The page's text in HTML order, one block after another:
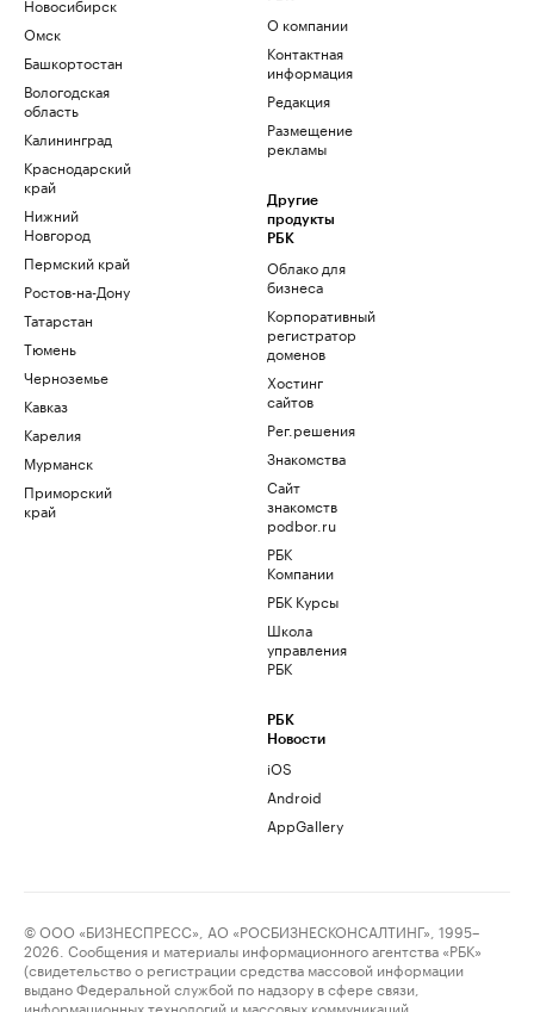
Омск
Башкортостан
Вологодская
область
Калининград
Краснодарский
край
Нижний
Новгород
Пермский край
Ростов-на-Дону
Татарстан
Тюмень
Черноземье
Кавказ
Карелия
Мурманск
Приморский
край
О компании
Контактная
информация
Редакция
Размещение
рекламы
Другие
продукты
РБК
Облако для
бизнеса
Корпоративный
регистратор
доменов
Хостинг
сайтов
Рег.решения
Знакомства
Сайт
знакомств
podbor.ru
РБК
Компании
РБК Курсы
Школа
управления
РБК
РБК
Новости
iOS
Android
AppGallery
© ООО «БИЗНЕСПРЕСС», АО «РОСБИЗНЕСКОНСАЛТИНГ», 1995–
2026. Сообщения и материалы информационного агентства «РБК»
(свидетельство о регистрации средства массовой информации
выдано Федеральной службой по надзору в сфере связи,
информационных технологий и массовых коммуникаций